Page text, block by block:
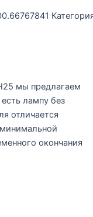
мы предлагаем
лампу без
отличается
окончания